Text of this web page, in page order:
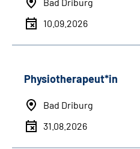
10.09.2026
Physiotherapeut*in
Bad Driburg
31.08.2026